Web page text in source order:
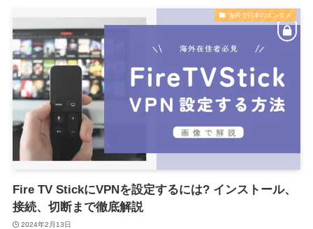
海外で日本のエンタメ
Fire TV StickにVPNを設定するには? インストール、
接続、切断まで徹底解説
2024年2月13日